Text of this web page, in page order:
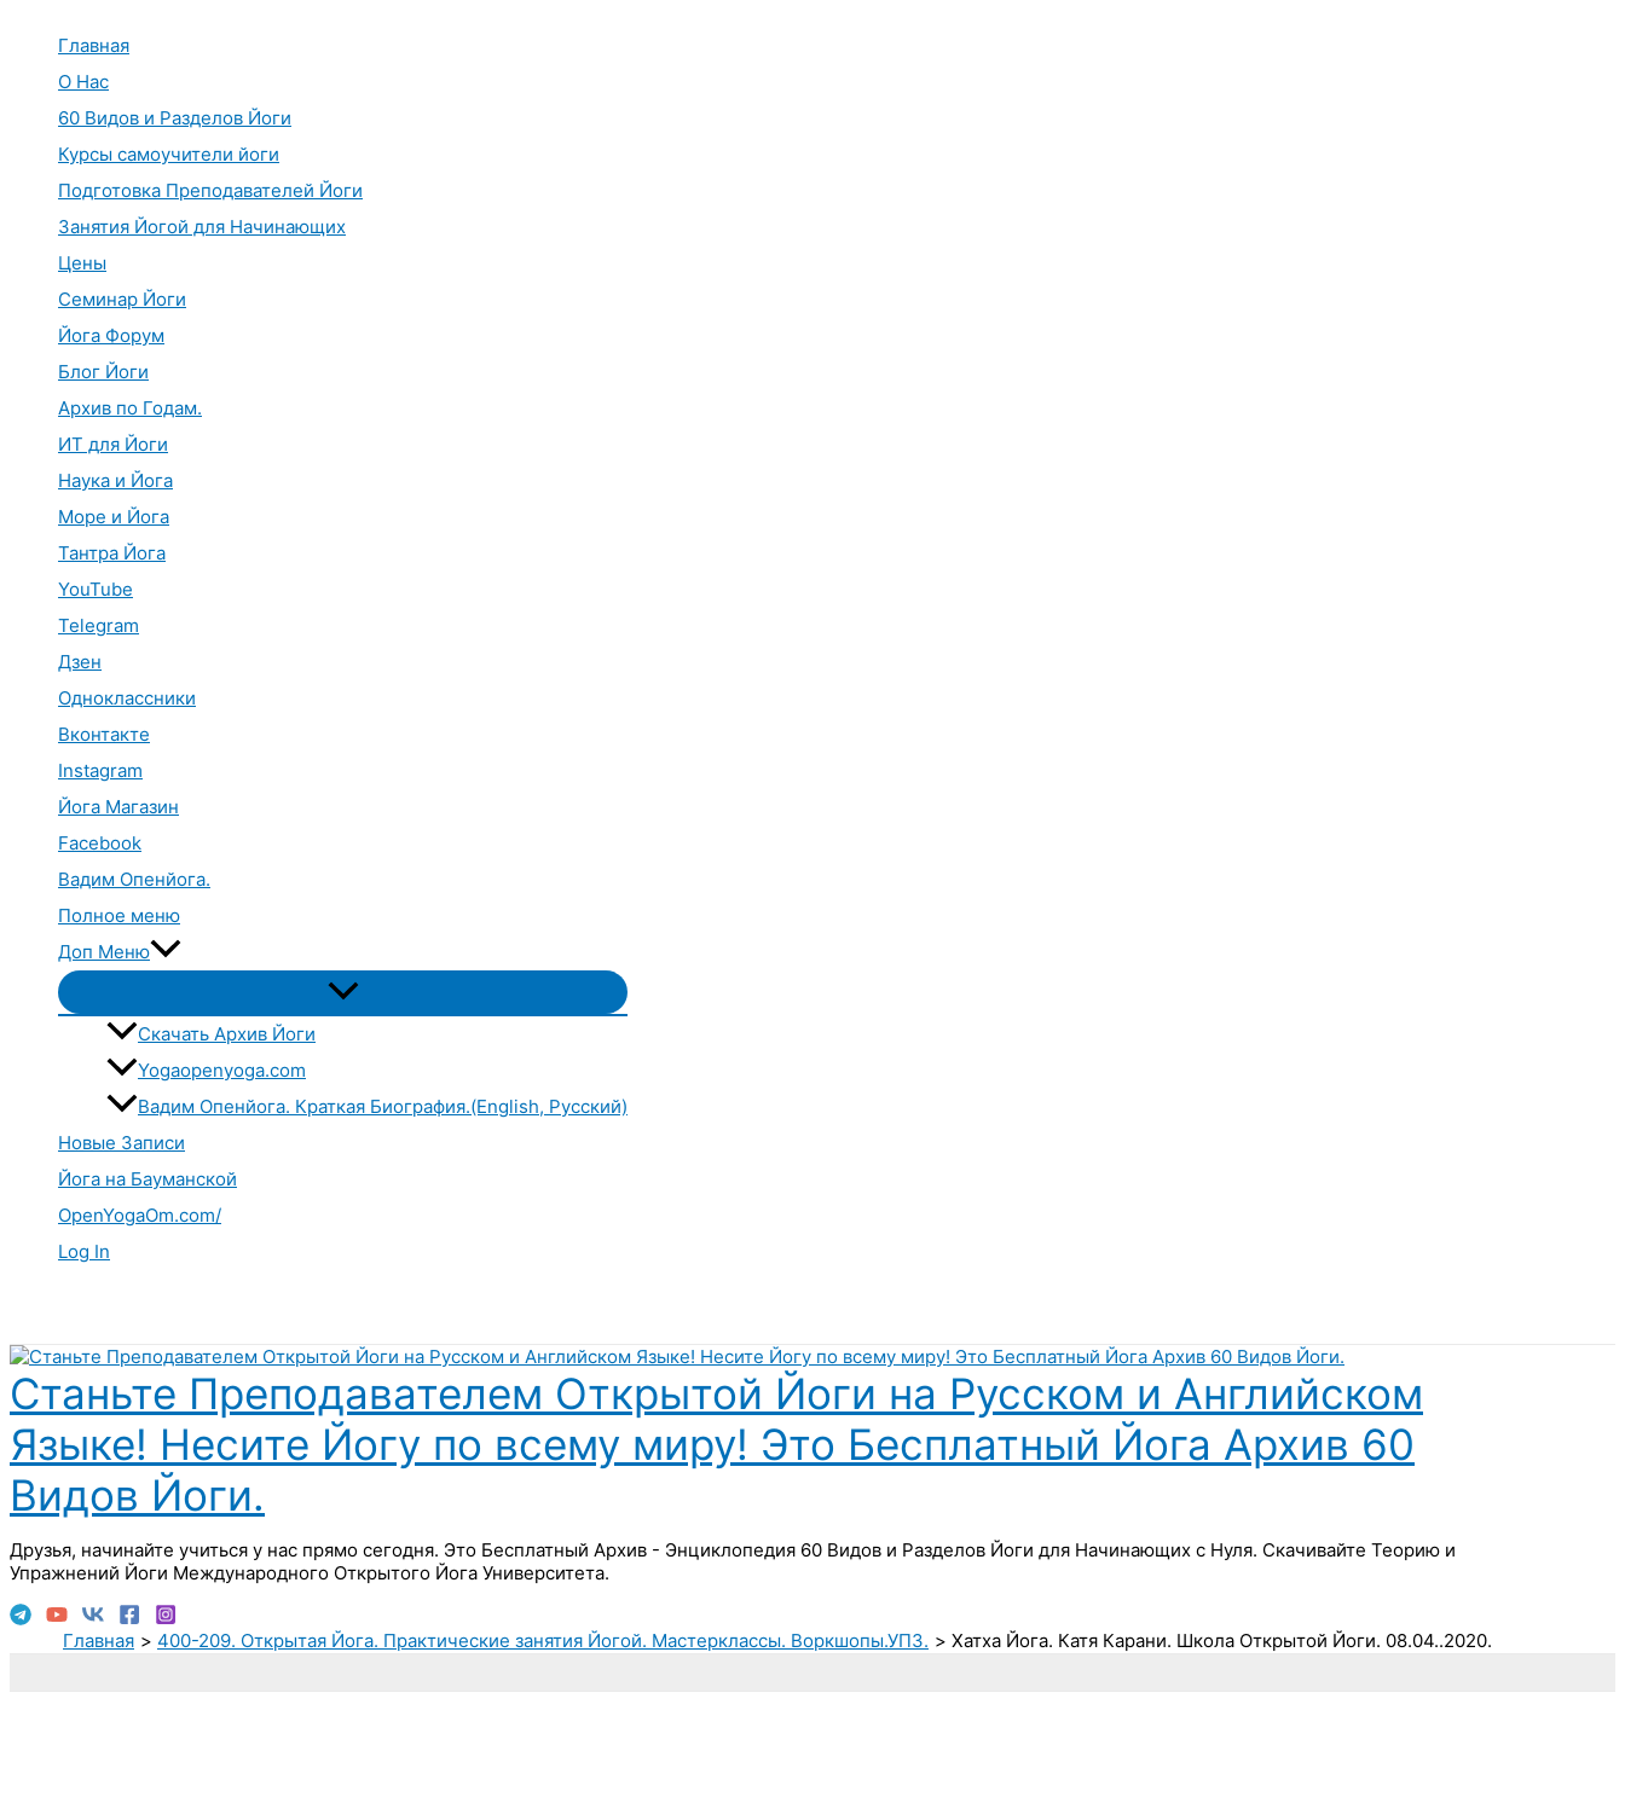
Главная
О Нас
60 Видов и Разделов Йоги
Курсы самоучители йоги
Подготовка Преподавателей Йоги
Занятия Йогой для Начинающих
Цены
Семинар Йоги
Йога Форум
Блог Йоги
Архив по Годам.
ИТ для Йоги
Наука и Йога
Море и Йога
Тантра Йога
YouTube
Telegram
Дзен
Одноклассники
Вконтакте
Instagram
Йога Магазин
Facebook
Вадим Опенйога.
Полное меню
Доп Меню
Переключатель
меню
Скачать Архив Йоги
Yogaopenyoga.com
Вадим Опенйога. Краткая Биография.(English, Русский)
Новые Записи
Йога на Бауманской
OpenYogaOm.com/
Log In
Станьте Преподавателем Открытой Йоги на Русском и Английском
Языке! Несите Йогу по всему миру! Это Бесплатный Йога Архив 60
Видов Йоги.
Друзья, начинайте учиться у нас прямо сегодня. Это Бесплатный Архив - Энциклопедия 60 Видов и Разделов Йоги для Начинающих с Нуля. Скачивайте Теорию и
Упражнений Йоги Международного Открытого Йога Университета.
Главная 400-209. Открытая Йога. Практические занятия Йогой. Мастерклассы. Воркшопы.УПЗ. Хатха Йога. Катя Карани. Школа Открытой Йоги. 08.04..2020.